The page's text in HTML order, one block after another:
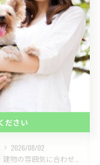
Recent Posts
2026/08/02
建物の雰囲気に合わせた、落ち着きのあるモダン外構✨
ださい
ださい